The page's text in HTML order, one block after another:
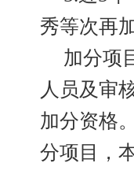
秀等次再
加分项
人员及审
加分资格
分项目，